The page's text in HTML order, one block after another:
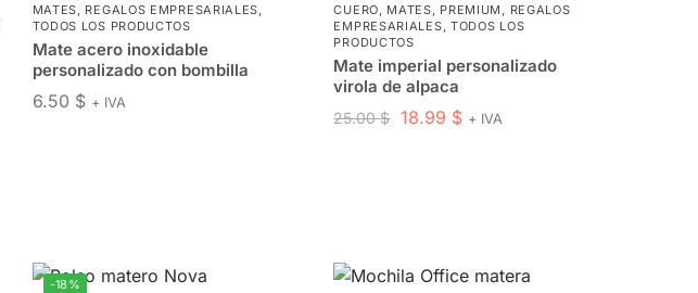
MATES REGALOS EMPRESARIALES
TODOS LOS PRODUCTOS
Mate acero inoxidable
personalizado con bombilla
6.50 $ + IVA
CUERO MATES PREMIUM
REGALOS
EMPRESARIALES TODOS LOS
PRODUCTOS
Mate imperial personalizado
virola de alpaca
25.00$ 18.99 $ + IVA
-18%